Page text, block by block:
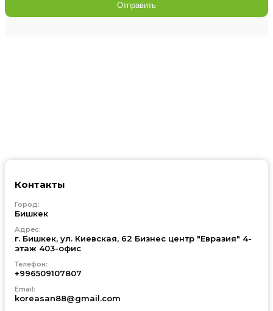
Отправить
Контакты
Город:
Бишкек
Адрес:
г. Бишкек, ул. Киевская, 62 Бизнес центр "Евразия" 4-
этаж 403-офис
Телефон:
+996509107807
Email:
koreasan88@gmail.com